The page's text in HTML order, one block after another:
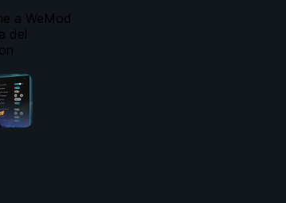
a WeMod
del